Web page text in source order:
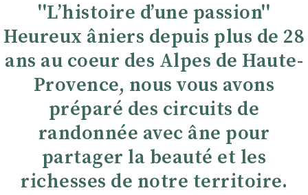
''Lʼhistoire dʼune passion''
Heureux âniers depuis plus de 28
ans au coeur des Alpes de Haute-
Provence, nous vous avons
préparé des circuits de
randonnée avec âne pour
partager la beauté et les
richesses de notre territoire.